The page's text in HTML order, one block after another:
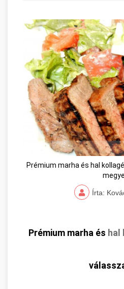
Prémium marha és hal
megye
Írta:
Prémium marha és hal